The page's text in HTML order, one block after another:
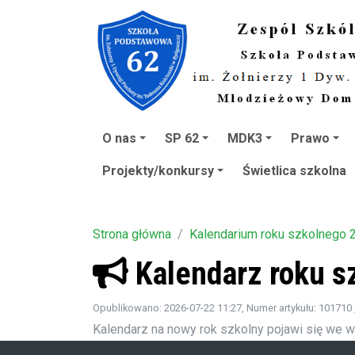
O nas SP 62 MDK3 Prawo
Projekty/konkursy Świetlica szkolna
Strona główna Kalendarium roku szkolnego
Kalendarz roku
Opublikowano: 2026-07-22 11:27 , Numer artykułu: 101710
Kalendarz na nowy rok szkolny pojawi się we